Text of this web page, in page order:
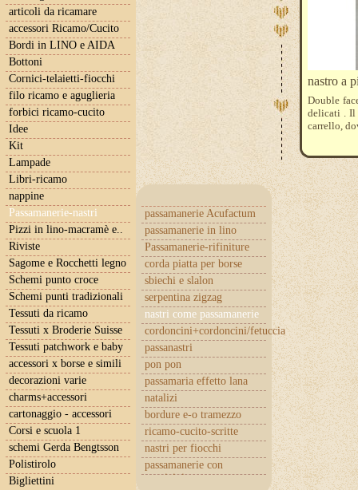
articoli da ricamare
accessori Ricamo/Cucito
Bordi in LINO e AIDA
Bottoni
Cornici-telaietti-fiocchi
filo ricamo e aguglieria
forbici ricamo-cucito
Idee
Kit
Lampade
Libri-ricamo
nappine
Passamanerie-nastri
passamanerie Acufactum
passamanerie in lino
Passamanerie-rifiniture
corda piatta per borse
sbiechi e slalon
serpentina zigzag
nastri come passamanerie
cordoncini+cordoncini/fetuccia
passanastri
pon pon
passamaria effetto lana
natalizi
bordure e-o tramezzo
ricamo-cucito-scritte
nastri per fiocchi
passamanerie con
cuoricini
Pizzi in lino-macramè e..
Riviste
Sagome e Rocchetti legno
Schemi punto croce
Schemi punti tradizionali
Tessuti da ricamo
Tessuti x Broderie Suisse
Tessuti patchwork e baby
accessori x borse e simili
decorazioni varie
charms+accessori
cartonaggio - accessori
Corsi e scuola 1
schemi Gerda Bengtsson
Polistirolo
Bigliettini
nastro a
Double
delicati . Il
carrello,